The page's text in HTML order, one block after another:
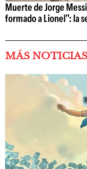
Muerte de Jorge
formado a Lionel": la
MÁS